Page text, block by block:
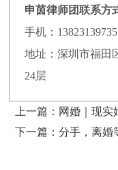
申茵律师团联系方
手机：
地址：深圳市福田
24层
上一篇： 网婚｜现实
下一篇：分手，离婚